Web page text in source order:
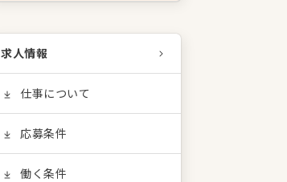
求人情報
仕事について
応募条件
働く条件